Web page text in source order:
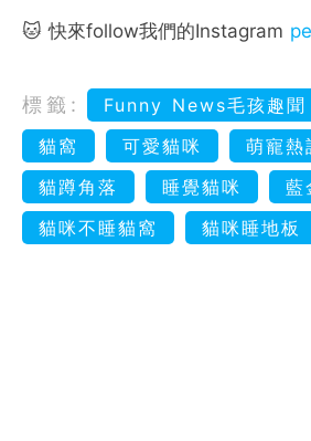
🐱 快來follow我們的Instagram
標籤: Funny News毛孩趣聞
貓窩
可愛貓咪
萌寵熱
貓蹲角落
睡覺貓咪
藍
貓咪不睡貓窩
貓咪睡地板